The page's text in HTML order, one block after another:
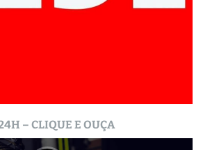
– CLIQUE E OUÇA